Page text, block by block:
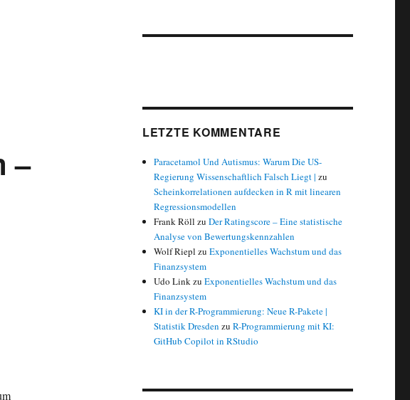
–
LETZTE KOMMENTARE
Paracetamol Und Autismus: Warum Die US-
Regierung Wissenschaftlich Falsch Liegt | zu
Scheinkorrelationen aufdecken in R mit linearen
Regressionsmodellen
Frank Röll zuDer Ratingscore – Eine statistische
Analyse von Bewertungskennzahlen
Wolf Riepl zuExponentielles Wachstum und das
Finanzsystem
Udo LinkzuExponentielles Wachstum und das
Finanzsystem
KI in der R-Programmierung: Neue R-Pakete |
Statistik Dresden zuR-Programmierung mit KI:
GitHub Copilot in RStudio